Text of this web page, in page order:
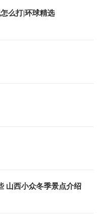
么打|环球精选
山西小众冬季景点介绍